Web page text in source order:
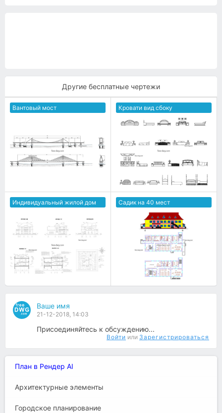
Другие бесплатные чертежи
Вантовый мост Кровати вид сбоку
Индивидуальный жилой дом Садик на 40 мест
Ваше имя
21-12-2018, 14:03
Присоединяйтесь к обсуждению...
Войти или Зарегистрироваться
План в Рендер AI
Архитектурные элементы
Городское планирование